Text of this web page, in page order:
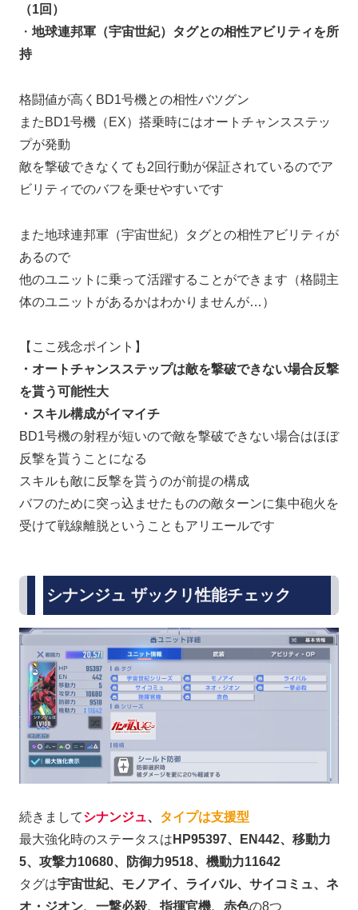
（1回）
・ 地球連邦軍（宇宙世紀）タグとの相性アビリティを所
持
格闘値が高くBD1号機との相性バツグン
またBD1号機（EX）搭乗時にはオートチャンスステッ
プが発動
敵を撃破できなくても2回行動が保証されているのでア
ビリティでのバフを乗せやすいです
また地球連邦軍（宇宙世紀）タグとの相性アビリティが
あるので
他のユニットに乗って活躍することができます（格闘主
体のユニットがあるかはわかりませんが…）
【ここ残念ポイント】
・オートチャンスステップは敵を撃破できない場合反撃
を貰う可能性大
・スキル構成がイマイチ
BD1号機の射程が短いので敵を撃破できない場合はほぼ
反撃を貰うことになる
スキルも敵に反撃を貰うのが前提の構成
バフのために突っ込ませたものの敵ターンに集中砲火を
受けて戦線離脱ということもアリエールです
シナンジュ ザックリ性能チェック
続きましてシナンジュ、 タイプは支援型
最大強化時のステータスは HP95397、EN442、移動力
5、攻撃力10680、防御力9518、機動力11642
タグは宇宙世紀、モノアイ、ライバル、サイコミュ、ネ
オ・ジオン、一撃必殺、指揮官機、赤色の8つ